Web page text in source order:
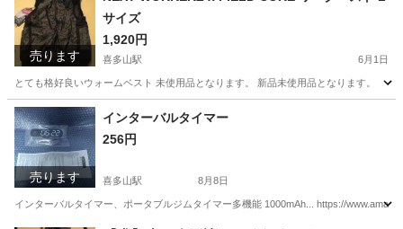
売ります
サイズ
1,920円
喜多山駅 6月1日
とても格好良いウォームベスト 未使用品となります。 新品未使用品となります。
愛知 名古屋市 喜多山駅 ジャンパー
売ります
インターバルタイマー
256円
喜多山駅 8月8日
インターバルタイマー、ポータブルジムタイマー多機能 1000mAh... https://